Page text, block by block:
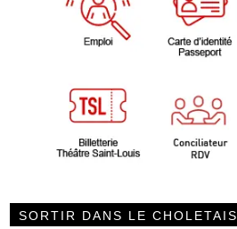
SORTIR DANS LE CHOLETAIS